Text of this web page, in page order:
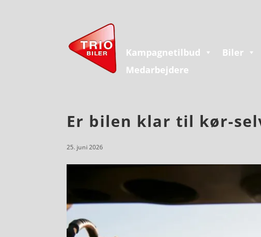
Kampagnetilbud Biler
Medarbejdere
Er bilen klar til kør-
25. juni 2026